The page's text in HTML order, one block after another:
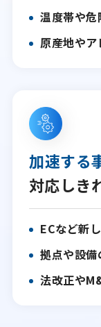
温度帯や危
原産地や
加速する
対応しき
ECなど新
拠点や設備
法改正や